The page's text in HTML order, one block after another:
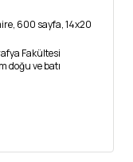
600 sayfa, 14x20
Fakültesi
doğu ve batı